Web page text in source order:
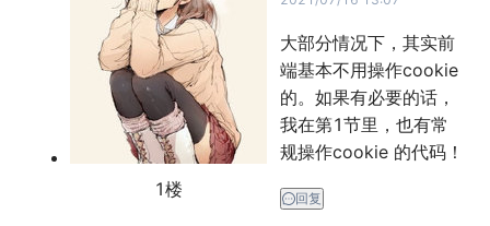
1楼
大部分情况下，其实前
端基本不用操作cookie
的。如果有必要的话，
我在第1节里，也有常
规操作cookie 的代码！
回复